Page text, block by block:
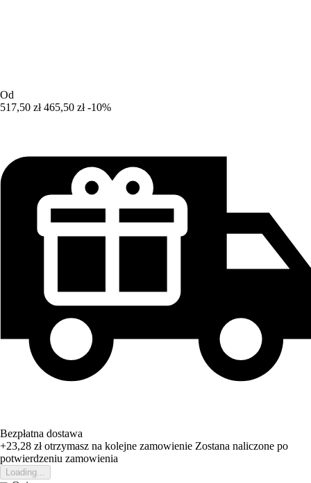
Od
517,50 zł 465,50 zł -10%
Bezpłatna dostawa
+23,28 złotrzymasz na kolejne zamowienie Zostana naliczone po
potwierdzeniu zamowienia
Loading...